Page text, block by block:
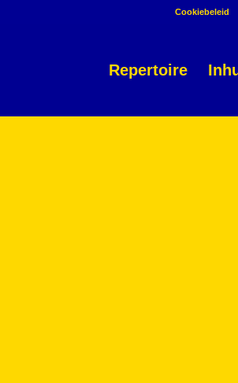
Cookiebeleid
Repertoire